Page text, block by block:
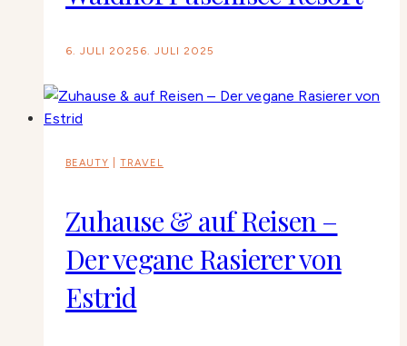
6. JULI 2025 6. JULI 2025
BEAUTY TRAVEL
Zuhause & auf Reisen –
Der vegane Rasierer von
Estrid